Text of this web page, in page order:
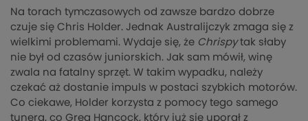
Na torach tymczasowych od zawsze bardzo dobrze
czuje się Chris Holder. Jednak Australijczyk zmaga się z
wielkimi problemami. Wydaje się, że Chrispytak słaby
nie był od czasów juniorskich. Jak sam mówił, winę
zwala na fatalny sprzęt. W takim wypadku, należy
czekać aż dostanie impuls w postaci szybkich motorów.
Co ciekawe, Holder korzysta z pomocy tego samego
tunera, co Greg Hancock, który już się uporał z